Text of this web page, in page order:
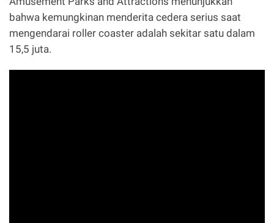
bahwa kemungkinan menderita cedera serius saat
mengendarai roller coaster adalah sekitar satu dalam
15,5 juta.